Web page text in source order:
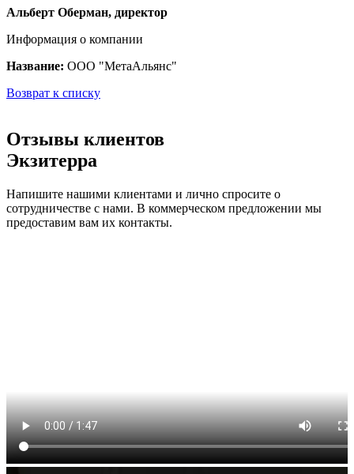
Альберт Оберман, директор
Информация о компании
Название: ООО "МетаАльянс"
Возврат к списку
Отзывы клиентов
Экзитерра
Напишите нашими клиентами и лично спросите о
сотрудничестве с нами. В коммерческом предложении мы
предоставим вам их контакты.